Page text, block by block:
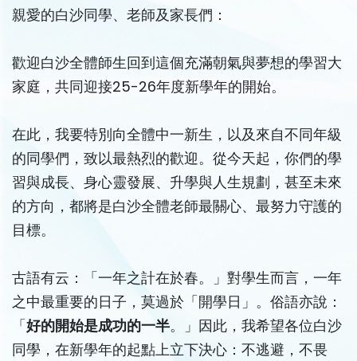
親愛的白沙同學、老師及家長們：
歡迎白沙全體師生回到這個充滿朝氣與夢想的學習大
家庭，共同迎接25-26年度新學年的開始。
在此，我要特別向全體中一新生，以及來自不同年級
的同學們，致以最熱烈的歡迎。從今天起，你們的學
習與成長、身心靈發展、升學與人生規劃，甚至未來
的方向，都將是白沙全體老師最關心、最努力守護的
目標。
古語有云：「一年之計在於春。」對學生而言，一年
之中最重要的日子，莫過於「開學日」。俗語亦說：
「好的開始是成功的一半。」因此，我希望各位白沙
同學，在新學年的起點上立下決心：不逃避，不畏